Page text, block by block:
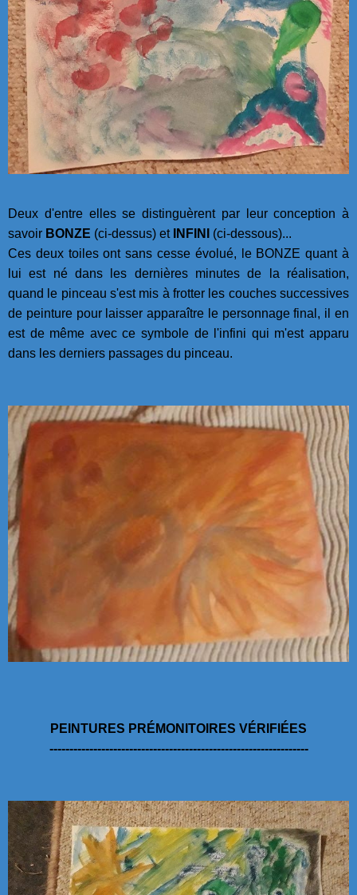
Deux d'entre elles se distinguèrent par leur conception à
savoir BONZE (ci-dessus) et INFINI
(ci-dessous)...
Ces deux toiles ont sans cesse évolué, le BONZE quant à
lui est né dans les dernières minutes de la réalisation,
quand le pinceau s'est mis à frotter les couches successives
de peinture pour laisser apparaître le personnage final, il en
est de même avec ce symbole de l'infini qui m'est apparu
dans les derniers passages du pinceau.
PEINTURES PRÉMONITOIRES VÉRIFIÉES
-----------------------------------------------------------------